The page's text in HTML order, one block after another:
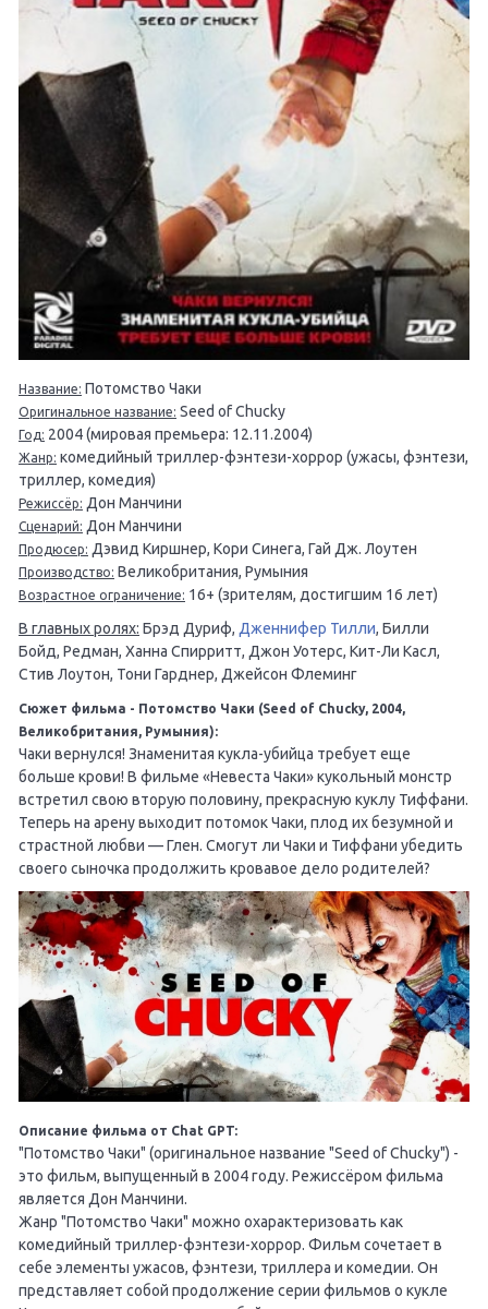
Название: Потомство Чаки
Оригинальное название: Seed of Chucky
Год: 2004 (мировая премьера: 12.11.2004)
Жанр: комедийный триллер-фэнтези-хоррор (ужасы, фэнтези,
триллер, комедия)
Режиссёр: Дон Манчини
Сценарий: Дон Манчини
Продюсер: Дэвид Киршнер, Кори Синега, Гай Дж. Лоутен
Производство: Великобритания, Румыния
Возрастное ограничение: 16+ (зрителям, достигшим 16 лет)
В главных ролях: Брэд Дуриф, Дженнифер Тилли, Билли
Бойд, Редман, Ханна Спирритт, Джон Уотерс, Кит-Ли Касл,
Стив Лоутон, Тони Гарднер, Джейсон Флеминг
Сюжет фильма - Потомство Чаки (Seed of Chucky, 2004,
Великобритания, Румыния):
Чаки вернулся! Знаменитая кукла-убийца требует еще
больше крови! В фильме «Невеста Чаки» кукольный монстр
встретил свою вторую половину, прекрасную куклу Тиффани.
Теперь на арену выходит потомок Чаки, плод их безумной и
страстной любви — Глен. Cмогут ли Чаки и Тиффани убедить
своего сыночка продолжить кровавое дело родителей?
Описание фильма от Chat GPT:
"Потомство Чаки" (оригинальное название "Seed of Chucky") -
это фильм, выпущенный в 2004 году. Режиссёром фильма
является Дон Манчини.
Жанр "Потомство Чаки" можно охарактеризовать как
комедийный триллер-фэнтези-хоррор. Фильм сочетает в
себе элементы ужасов, фэнтези, триллера и комедии. Он
представляет собой продолжение серии фильмов о кукле